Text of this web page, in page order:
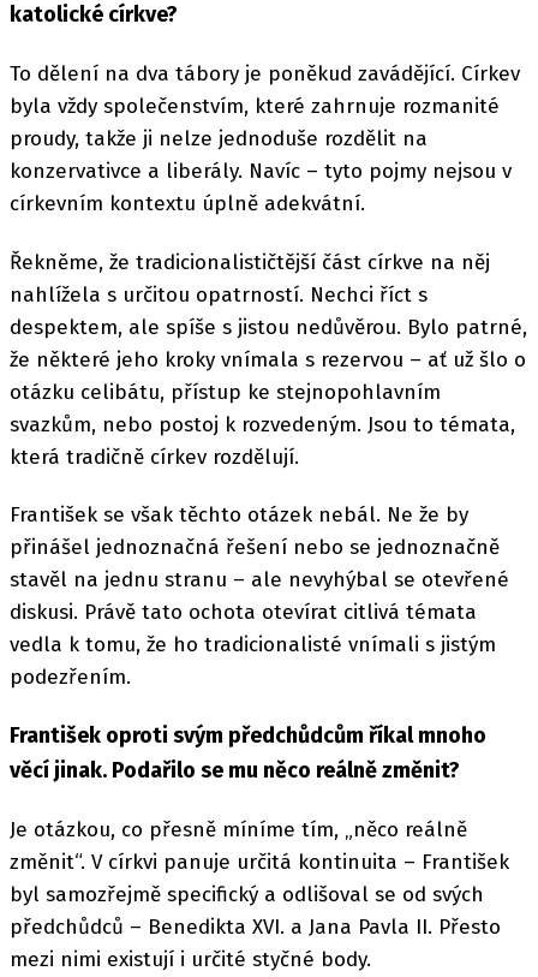
katolické církve?
To dělení na dva tábory je poněkud zavádějící. Církev
byla vždy společenstvím, které zahrnuje rozmanité
proudy, takže ji nelze jednoduše rozdělit na
konzervativce a liberály. Navíc – tyto pojmy nejsou v
církevním kontextu úplně adekvátní.
Řekněme, že tradicionalističtější část církve na něj
nahlížela s určitou opatrností. Nechci říct s
despektem, ale spíše s jistou nedůvěrou. Bylo patrné,
že některé jeho kroky vnímala s rezervou – ať už šlo o
otázku celibátu, přístup ke stejnopohlavním
svazkům, nebo postoj k rozvedeným. Jsou to témata,
která tradičně církev rozdělují.
František se však těchto otázek nebál. Ne že by
přinášel jednoznačná řešení nebo se jednoznačně
stavěl na jednu stranu – ale nevyhýbal se otevřené
diskusi. Právě tato ochota otevírat citlivá témata
vedla k tomu, že ho tradicionalisté vnímali s jistým
podezřením.
František oproti svým předchůdcům říkal mnoho
věcí jinak. Podařilo se mu něco reálně změnit?
Je otázkou, co přesně míníme tím, „něco reálně
změnit“. V církvi panuje určitá kontinuita – František
byl samozřejmě specifický a odlišoval se od svých
předchůdců – Benedikta XVI. a Jana Pavla II. Přesto
mezi nimi existují i určité styčné body.